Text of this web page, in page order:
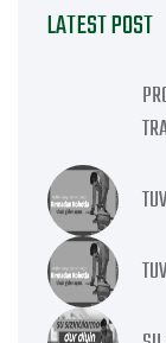
LATEST POST